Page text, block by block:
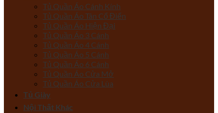
Tủ Quần Áo Cánh Kính
Tủ Quần Áo Tân Cổ Điển
Tủ Quần Áo Hiện Đại
Tủ Quần Áo 3 Cánh
Tủ Quần Áo 4 Cánh
Tủ Quần Áo 5 Cánh
Tủ Quần Áo 6 Cánh
Tủ Quần Áo Cửa Mở
Tủ Quần Áo Cửa Lùa
Tủ Giày
Nội Thất Khác